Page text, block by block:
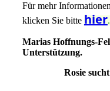
Für mehr
klicken Sie bitte hier.
Marias Hoffnungs-
Unterstützung.
Rosie